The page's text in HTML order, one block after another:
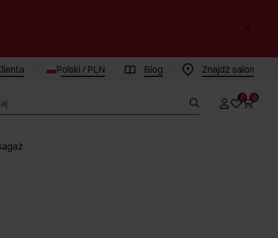
Polski / PLN Blog Znajdż salon
0 0